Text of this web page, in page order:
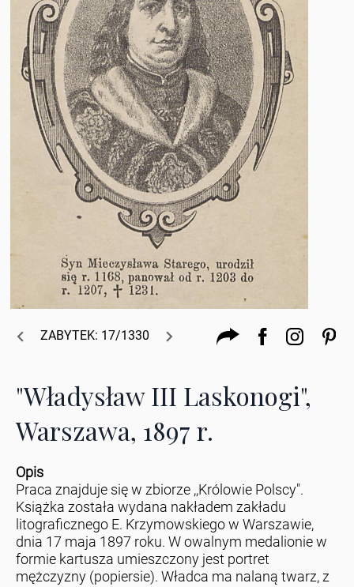
ZABYTEK: 17/1330
"Władysław III Laskonogi",
Warszawa, 1897 r.
Opis
Praca znajduje się w zbiorze ,,Królowie Polscy".
Książka została wydana nakładem zakładu
litograficznego E. Krzymowskiego w Warszawie,
dnia 17 maja 1897 roku. W owalnym medalionie w
formie kartusza umieszczony jest portret
mężczyzny (popiersie). Władca ma nalaną twarz, z